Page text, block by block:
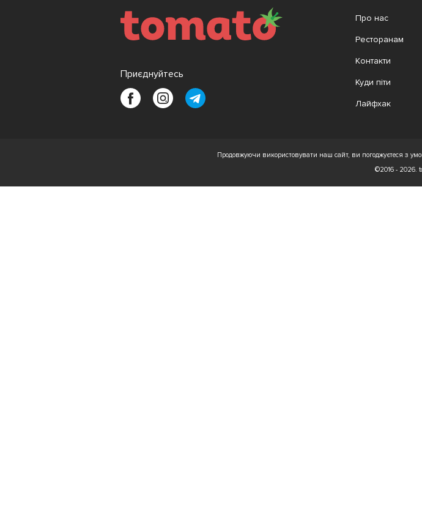
Приєднуйтесь
Про нас
Ресторанам
Контакти
Куди піти
Лайфхак
Продовжуючи використовувати наш сайт, ви погоджуєтеся з
©2016 - 2026.